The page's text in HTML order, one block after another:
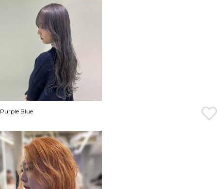
Purple Blue